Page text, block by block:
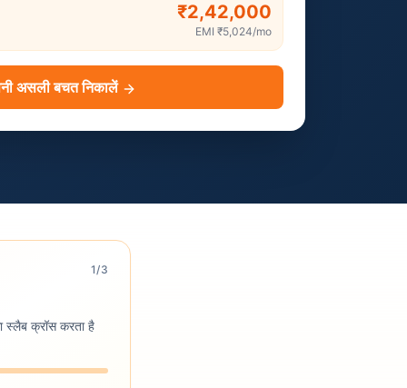
₹2,42,000
EMI ₹5,024/mo
असली बचत निकालें
1/3
स्लैब क्रॉस करता है